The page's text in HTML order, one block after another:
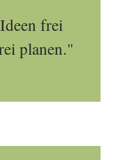
frei
planen."